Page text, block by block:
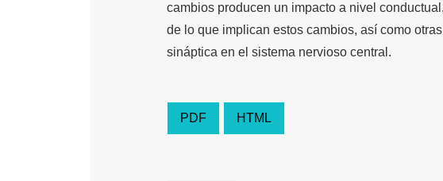
cambios producen un impacto a nivel
de lo que implican estos cambios, así como
sináptica en el sistema nervioso central.
PDF HTML